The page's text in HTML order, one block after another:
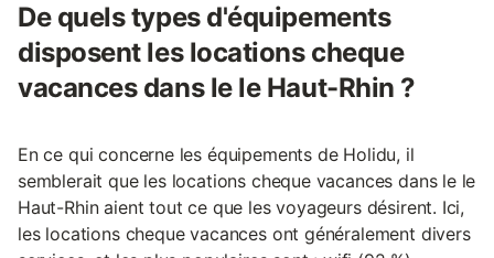
De quels types d'équipements
disposent les locations cheque
vacances dans le le Haut-Rhin ?
En ce qui concerne les équipements de Holidu, il
semblerait que les locations cheque vacances dans le le
Haut-Rhin aient tout ce que les voyageurs désirent. Ici,
les locations cheque vacances ont généralement divers